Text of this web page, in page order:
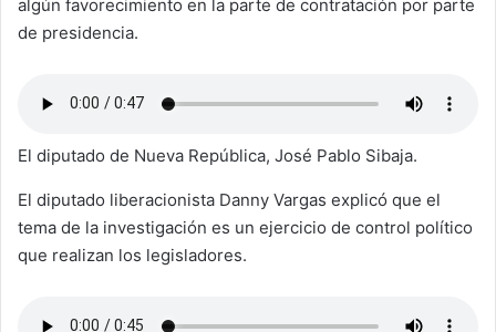
algún favorecimiento en la parte de contratación por parte
de presidencia.
El diputado de Nueva República, José Pablo Sibaja.
El diputado liberacionista Danny Vargas explicó que el
tema de la investigación es un ejercicio de control político
que realizan los legisladores.